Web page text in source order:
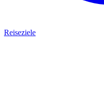
Reiseziele